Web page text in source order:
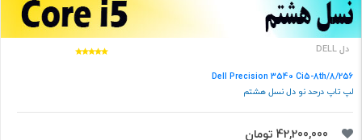
دل DELL
Dell Precision 3540 Ci5-8th/8/256
لپ تاپ درحد نو دل نسل هشتم
42,200,000 تومان